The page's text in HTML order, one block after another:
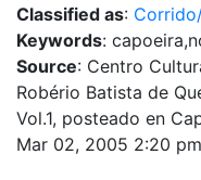
Classified as:
Keywords:
Source: Centro
Robério Batista de
Vol.1, posteado en
Mar 02, 2005 2:20